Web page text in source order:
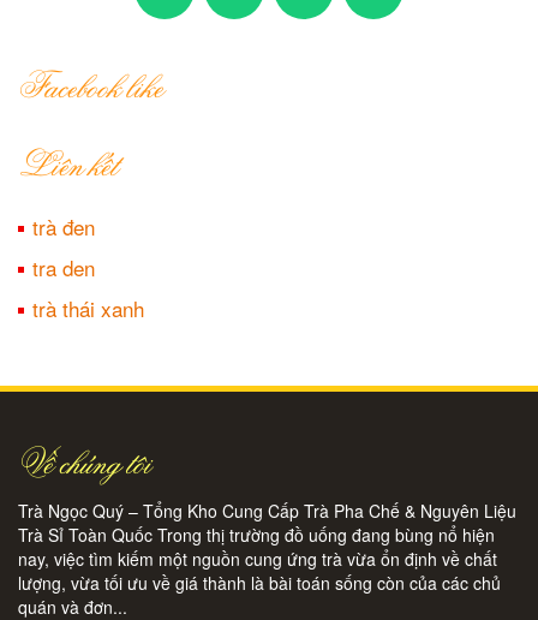
Facebook like
Liên kết
trà đen
tra den
trà thái xanh
Về chúng tôi
Trà Ngọc Quý – Tổng Kho Cung Cấp Trà Pha Chế & Nguyên Liệu
Trà Sỉ Toàn Quốc Trong thị trường đồ uống đang bùng nổ hiện
nay, việc tìm kiếm một nguồn cung ứng trà vừa ổn định về chất
lượng, vừa tối ưu về giá thành là bài toán sống còn của các chủ
quán và đơn...